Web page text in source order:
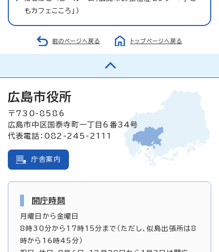
もカフェこころ」）
前のページへ戻る トップページへ戻る
広島市役所
〒730-8586
広島市中区国泰寺町一丁目6番34号
代表電話：082-245-2111
庁舎案内
開庁時間
月曜日から金曜日
8時30分から17時15分まで（ただし、似島出張所は8
時から16時45分）